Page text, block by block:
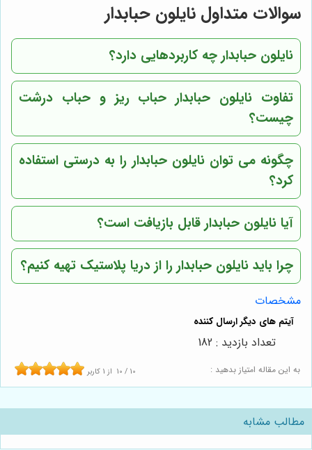
سوالات متداول نایلون حبابدار
نایلون حبابدار چه کاربردهایی دارد؟
تفاوت نایلون حبابدار حباب ریز و حباب درشت
چیست؟
چگونه می توان نایلون حبابدار را به درستی استفاده
کرد؟
آیا نایلون حبابدار قابل بازیافت است؟
چرا باید نایلون حبابدار را ازدریا پلاستیک تهیه کنیم؟
مشخصات
به این مقاله امتیاز بدهید : 10 / 10 از 1 کاربر
تعداد بازدید : 182
مطالب مشابه